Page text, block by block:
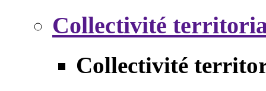
Collectivité
Collectivité